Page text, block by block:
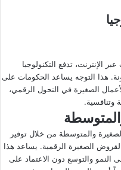
الإنترنت، تدفع التكنولوجيا
هذا التوجه يساعد الحكومات على
الصغيرة في التحول الرقمي،
وتنافسية.
والمتوسطة من خلال توفير
الصغيرة الرقمية. يساعد هذا
النمو والتوسع دون الاعتماد على